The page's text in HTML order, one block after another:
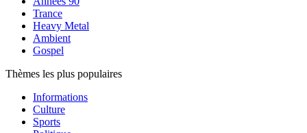
Trance
Heavy Metal
Ambient
Gospel
Thèmes les plus populaires
Informations
Culture
Sports